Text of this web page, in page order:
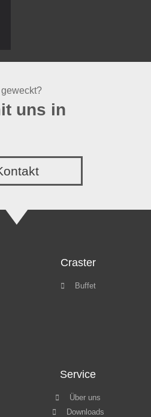
uns in
Craster
Buffet
Service
Über uns
Downloads